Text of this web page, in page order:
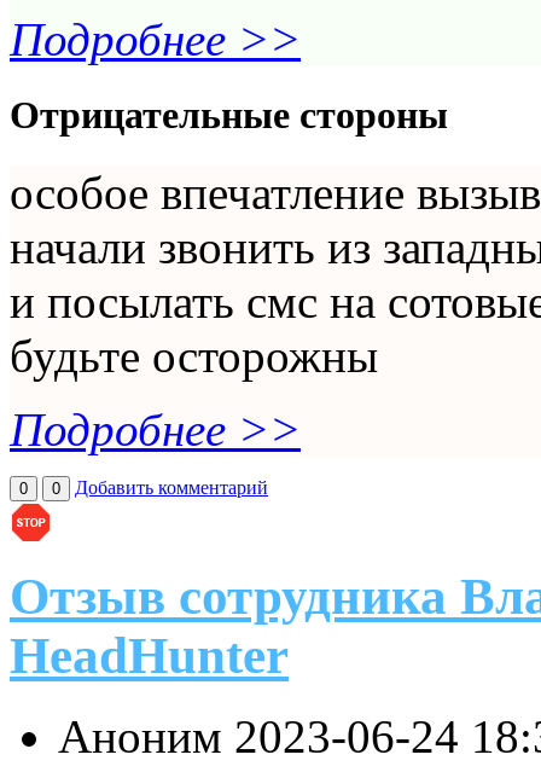
Подробнее >>
Отрицательные стороны
особое впечатление
начали звонить из
и посылать смс на
будьте осторожны
Подробнее >>
0 0 Добавить комментарий
Отзыв сотрудника
HeadHunter
Аноним 2023-06-24